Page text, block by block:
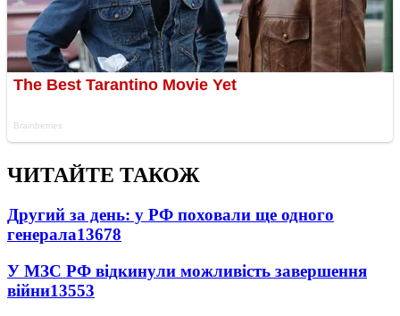
ЧИТАЙТЕ ТАКОЖ
Другий за день: у РФ поховали ще одного
генерала13678
У МЗС РФ відкинули можливість завершення
війни13553